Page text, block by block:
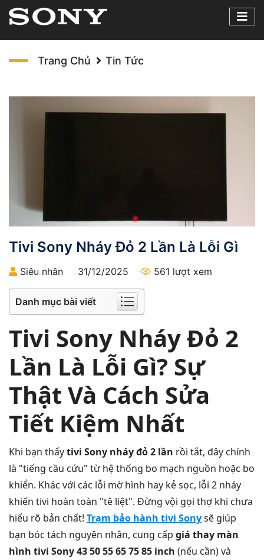
Trang Chủ Tin Tức
Tivi Sony Nháy Đỏ 2 Lần Là Lỗi Gì
Siêu nhân 31/12/2025 561 lượt xem
Danh mục bài viết
Tivi Sony Nháy Đỏ 2
Lần Là Lỗi Gì? Sự
Thật Và Cách Sửa
Tiết Kiệm Nhất
Khi bạn thấytivi Sony nháy đỏ 2 lần rồi tắt, đây chính
là "tiếng cầu cứu" từ hệ thống bo mạch nguồn hoặc bo
khiển. Khác với các lỗi mờ hình hay kẻ sọc, lỗi 2 nháy
khiến tivi hoàn toàn "tê liệt". Đừng vội gọi thợ khi chưa
hiểu rõ bản chất! Trạm bảo hành tivi Sonysẽ giúp
bạn bóc tách nguyên nhân, cung cấp giá thay màn
hình tivi Sony 43 50 55 65 75 85 inch (nếu cần) và